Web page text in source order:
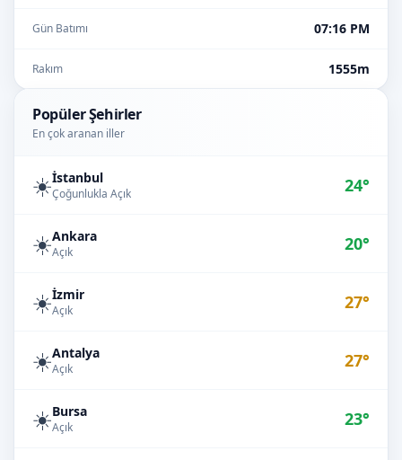
Gün Batımı 07:16 PM
Rakım 1555m
Popüler Şehirler
En çok aranan iller
☀️İstanbul
Çoğunlukla Açık 24°
☀️Ankara
Açık 20°
☀️İzmir
Açık 27°
☀️Antalya
Açık 27°
☀️Bursa
Açık 23°